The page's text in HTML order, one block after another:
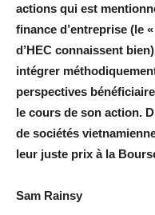
actions qui est
finance d’entreprise (le
d’HEC connaissent
intégrer
perspectives
le cours de son action.
de sociétés
leur juste prix à la
Sam Rainsy